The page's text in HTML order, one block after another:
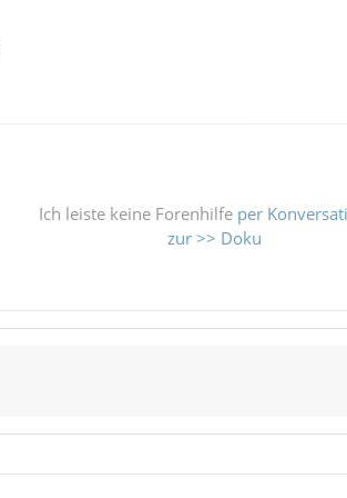
Ich leiste keine Forenhilfe per
zur >> Doku